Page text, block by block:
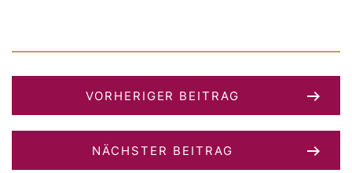
VORHERIGER BEITRAG
NÄCHSTER BEITRAG